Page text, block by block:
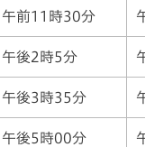
午前11時30分
午後2時5分
午後3時35分
午後5時00分